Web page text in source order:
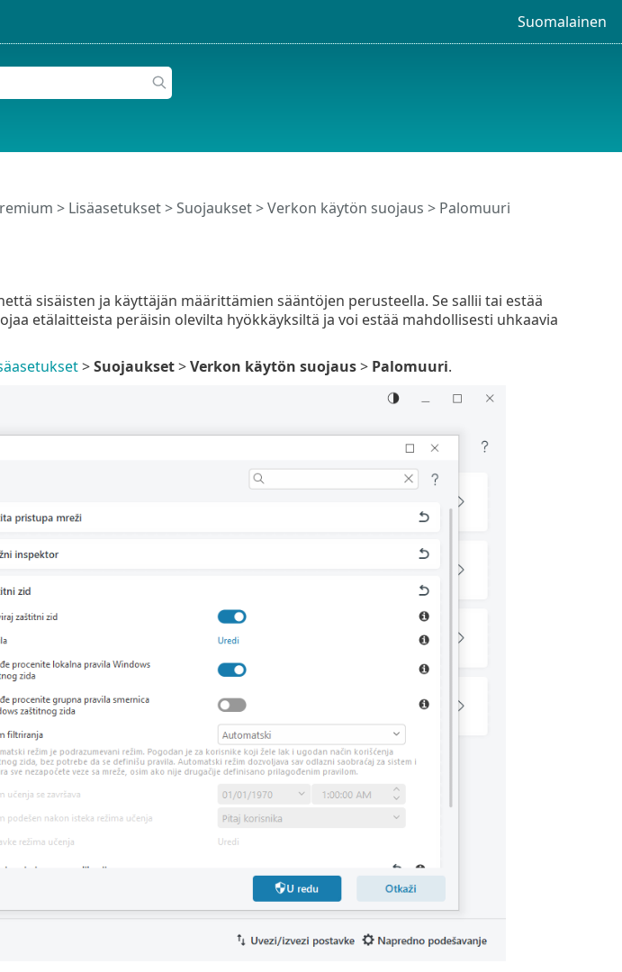
Suomalainen
> Lisäasetukset>Suojaukset>Verkon käytön suojaus > Palomuuri
sisäisten ja käyttäjän määrittämien sääntöjen perusteella. Se sallii tai estää
etälaitteista peräisin olevilta hyökkäyksiltä ja voi estää mahdollisesti uhkaavia
>Suojaukset>Verkon käytön suojaus> Palomuuri.